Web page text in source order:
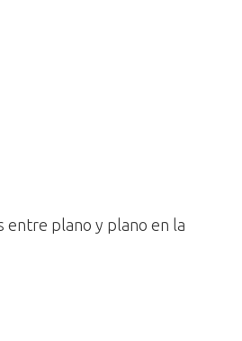
entre plano y plano en la